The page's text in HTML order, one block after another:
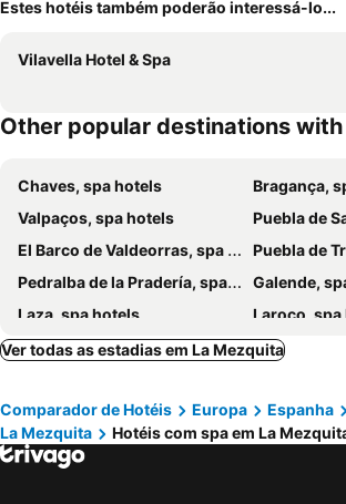
Estes hotéis também poderão interessá-lo...
Vilavella Hotel & Spa
Other popular destinations
Chaves, spa hotels
Bragança,
Valpaços, spa hotels
Puebla de
El Barco de Valdeorras, spa hotels
Puebla de
Pedralba de la Pradería, spa hotels
Galende,
Laza, spa hotels
Laroco,
Ver todas as estadias em La Mezquita
Comparador de Hotéis Europa Espanha
La Mezquita
Hotéis com spa em La